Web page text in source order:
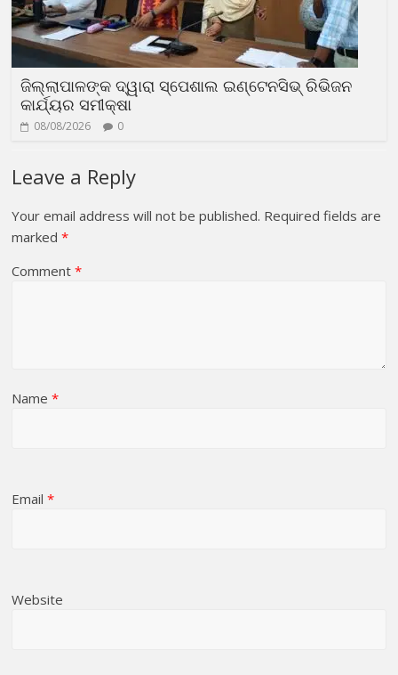
ଜିଲ୍ଲାପାଳଙ୍କ ଦ୍ୱାରା ସ୍ପେଶାଲ ଇଣ୍ଟେନସିଭ୍ ରିଭିଜନ
କାର୍ଯ୍ୟର ସମୀକ୍ଷା
08/08/2026 0
Leave a Reply
Your email address will not be published. Required fields are
marked*
Comment*
Name*
Email*
Website